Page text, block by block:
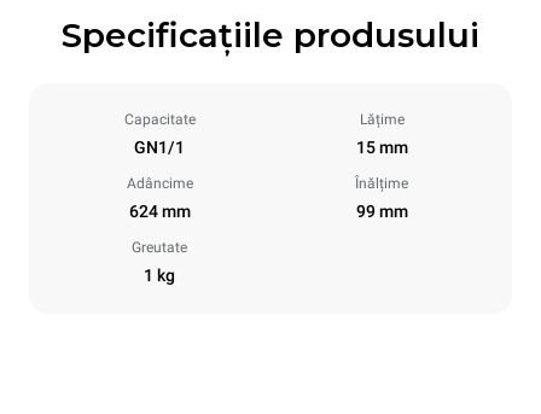
Specificațiile produsului
Capacitate
GN1/1
Lățime
15 mm
Adâncime
624 mm
Înălțime
99 mm
Greutate
1 kg